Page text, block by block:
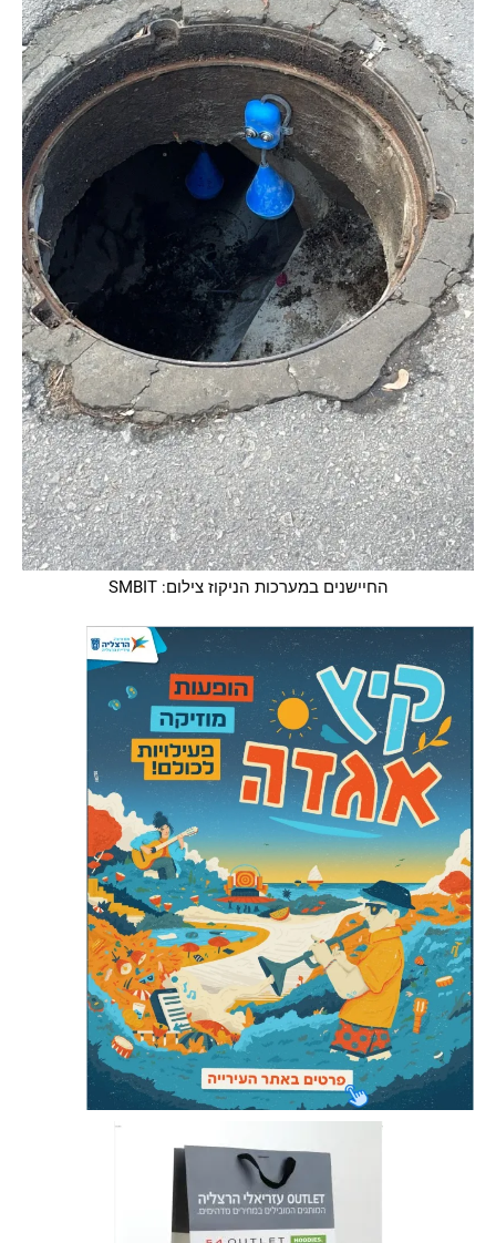
החיישנים במערכות הניקוז צילום: SMBIT